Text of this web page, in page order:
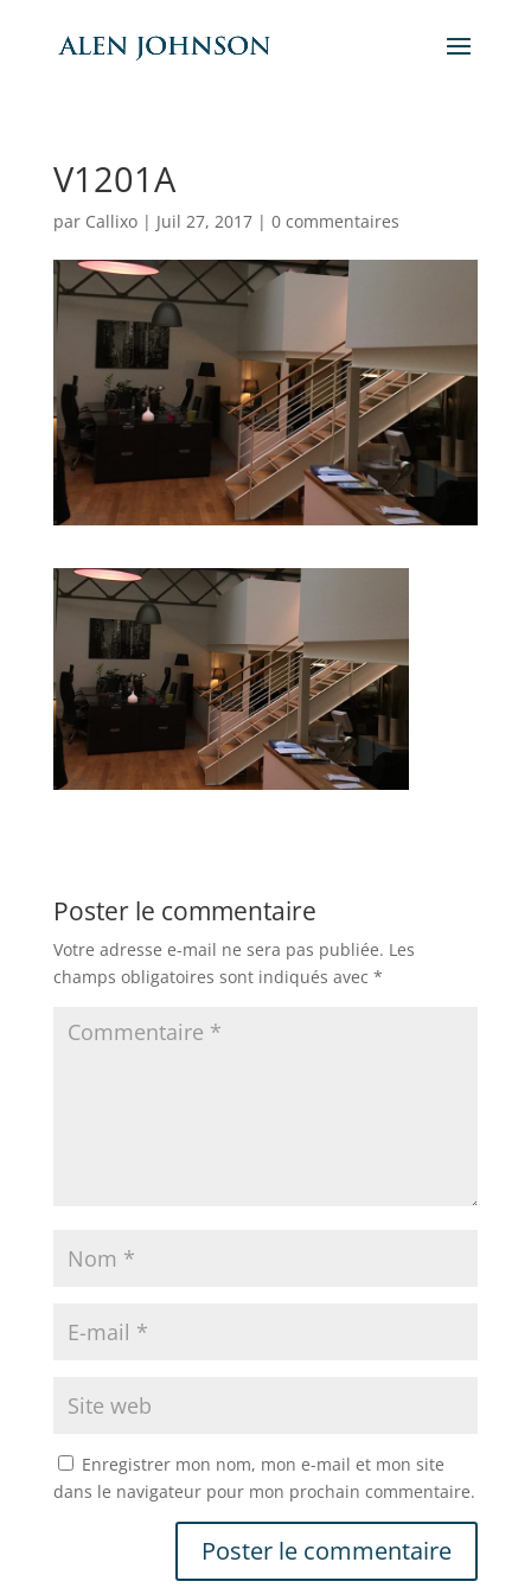
V1201A
par Callixo| Juil 27, 2017| 0 commentaires
Poster le commentaire
Votre adresse e-mail ne sera pas publiée. Les
champs obligatoires sont indiqués avec *
Enregistrer mon nom, mon e-mail et mon site
dans le navigateur pour mon prochain commentaire.